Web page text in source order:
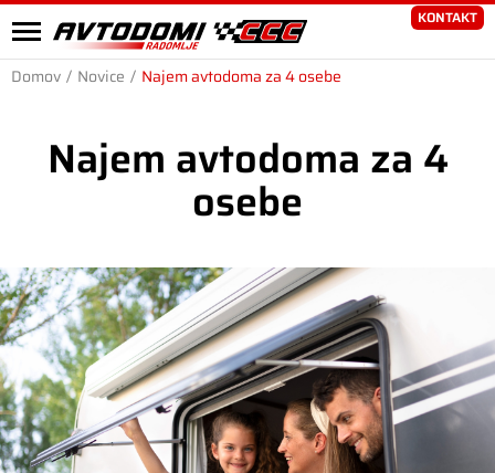
KONTAKT
Domov / Novice / Najem avtodoma za 4 osebe
Najem avtodoma za 4
osebe